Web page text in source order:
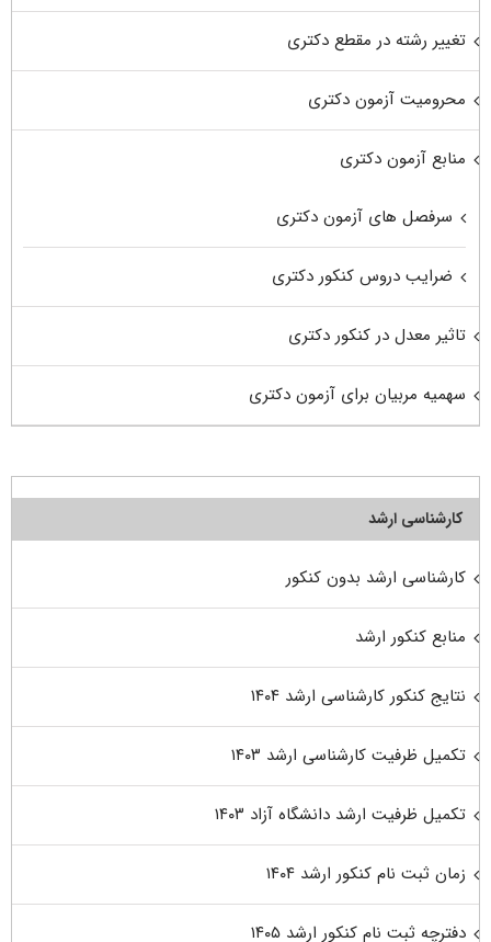
تغییر رشته در مقطع دکتری
محرومیت آزمون دکتری
منابع آزمون دکتری
سرفصل های آزمون دکتری
ضرایب دروس کنکور دکتری
تاثیر معدل در کنکور دکتری
سهمیه مربیان برای آزمون دکتری
کارشناسی ارشد
کارشناسی ارشد بدون کنکور
منابع کنکور ارشد
نتایج کنکور کارشناسی ارشد ۱۴۰۴
تکمیل ظرفیت کارشناسی ارشد ۱۴۰۳
تکمیل ظرفیت ارشد دانشگاه آزاد ۱۴۰۳
زمان ثبت نام کنکور ارشد ۱۴۰۴
دفترچه ثبت نام کنکور ارشد ۱۴۰۵